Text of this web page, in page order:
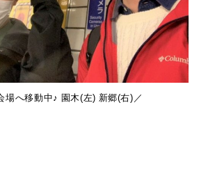
場へ移動中♪ 園木(左) 新郷(右)／